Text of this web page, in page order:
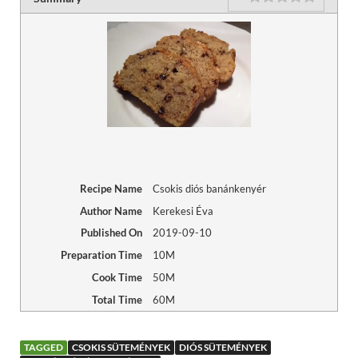
Recipe Name
Csokis diós banánkenyér
Author Name
Kerekesi Éva
Published On
2019-09-10
Preparation Time
10M
Cook Time
50M
Total Time
60M
TAGGED CSOKIS SÜTEMÉNYEK
DIÓS SÜTEMÉNYEK